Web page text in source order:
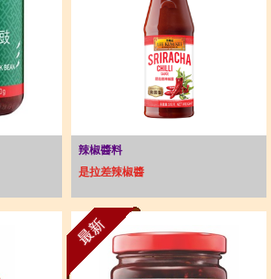
辣椒醬料
是拉差辣椒醬
最新